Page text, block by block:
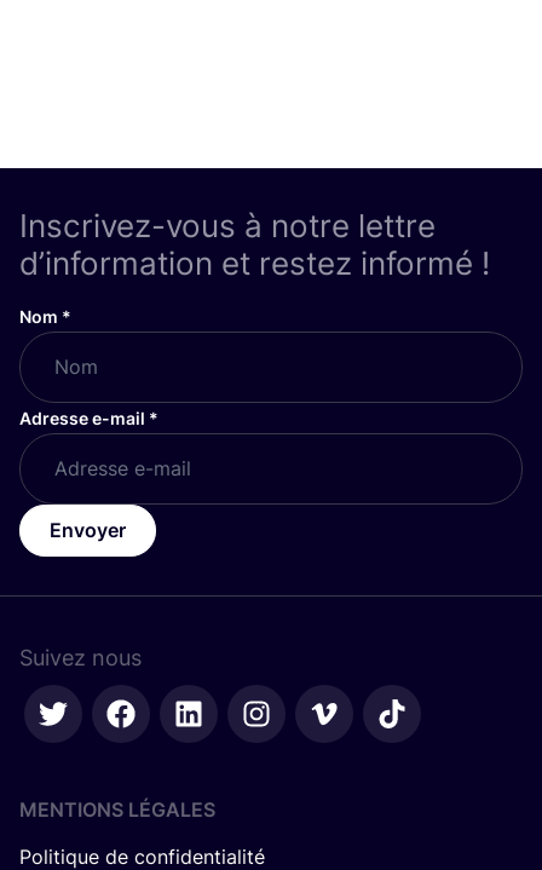
Inscrivez-vous à notre lettre
d’information et restez informé !
Nom *
Adresse e-mail *
Envoyer
Suivez nous
MENTIONS LÉGALES
Politique de confidentialité